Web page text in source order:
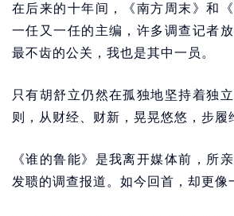
在后来的十年间，《南方周末》和
一任又一任的主编，许多调查记者
最不齿的公关，我也是其中一员。
只有胡舒立仍然在孤独地坚持着独
则，从财经、财新，晃晃悠悠，步履
《谁的鲁能》是我离开媒体前，所
发聩的调查报道。如今回首，却更像